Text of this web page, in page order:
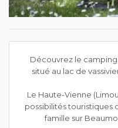
Découvrez le
situé au lac de
Le Haute-Vienne
possibilités touristiques
famille sur